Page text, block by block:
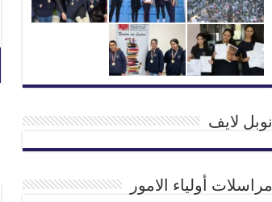
نوبل لايف
مراسلات أولياء الامور